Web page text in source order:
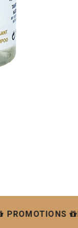
PROMOTIONS